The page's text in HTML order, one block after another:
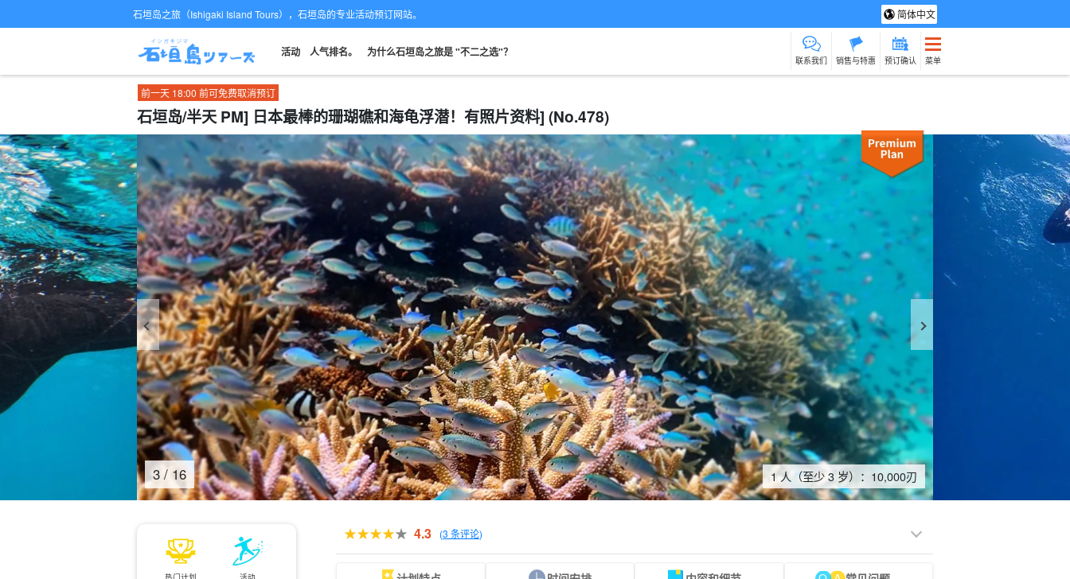
石垣岛之旅（Ishigaki Island Tours），石垣岛的专业活动预订网站。 简体中文
活动 人气排名。 为什么石垣岛之旅是 "不二之选"？
联系我们 销售与特惠 预订确认 菜单
前一天 18:00 前可免费取消预订
石垣岛/半天 PM] 日本最棒的珊瑚礁和海龟浮潜！有照片资料] (No.478)
4 / 16 1 人（至少 3 岁）： 10,000刃
热门计划
活动
从现场。
可当天预订
超值折扣
保险费
观光旅游 制造经验
货物销售（相对于
4.3 (3 条评论)